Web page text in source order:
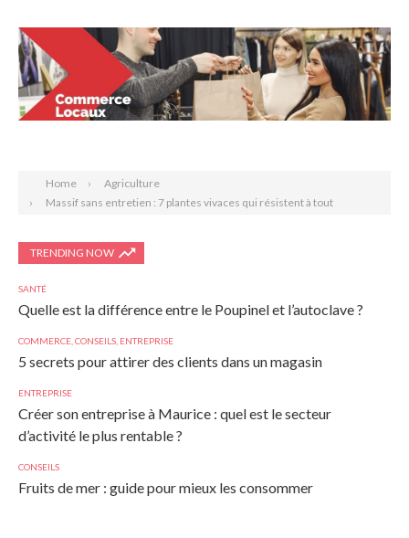
Home
Agriculture
Massif sans entretien : 7 plantes vivaces qui résistent à tout
TRENDING NOW
SANTÉ
Quelle est la différence entre le Poupinel et l’autoclave ?
COMMERCE CONSEILS ENTREPRISE
5 secrets pour attirer des clients dans un magasin
ENTREPRISE
Créer son entreprise à Maurice : quel est le secteur
d’activité le plus rentable ?
CONSEILS
Fruits de mer : guide pour mieux les consommer